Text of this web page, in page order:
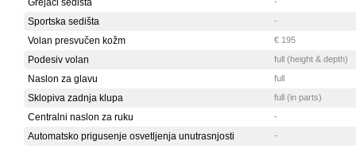
Grejači sedišta
Sportska sedišta -
Volan presvučen kožm € 195
Podesiv volan full (height & depth)
Naslon za glavu full
Sklopiva zadnja klupa full (in parts)
Centralni naslon za ruku -
Automatsko prigusenje osvetljenja unutrasnjosti -